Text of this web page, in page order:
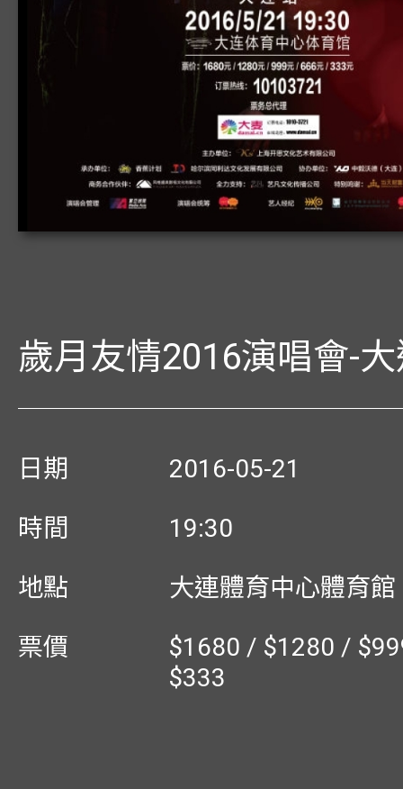
歲月友情2016演唱會-
日期
2016-05-21
時間
19:30
地點
大連體育中心體育館
票價
$1680 / $1280 /
$333